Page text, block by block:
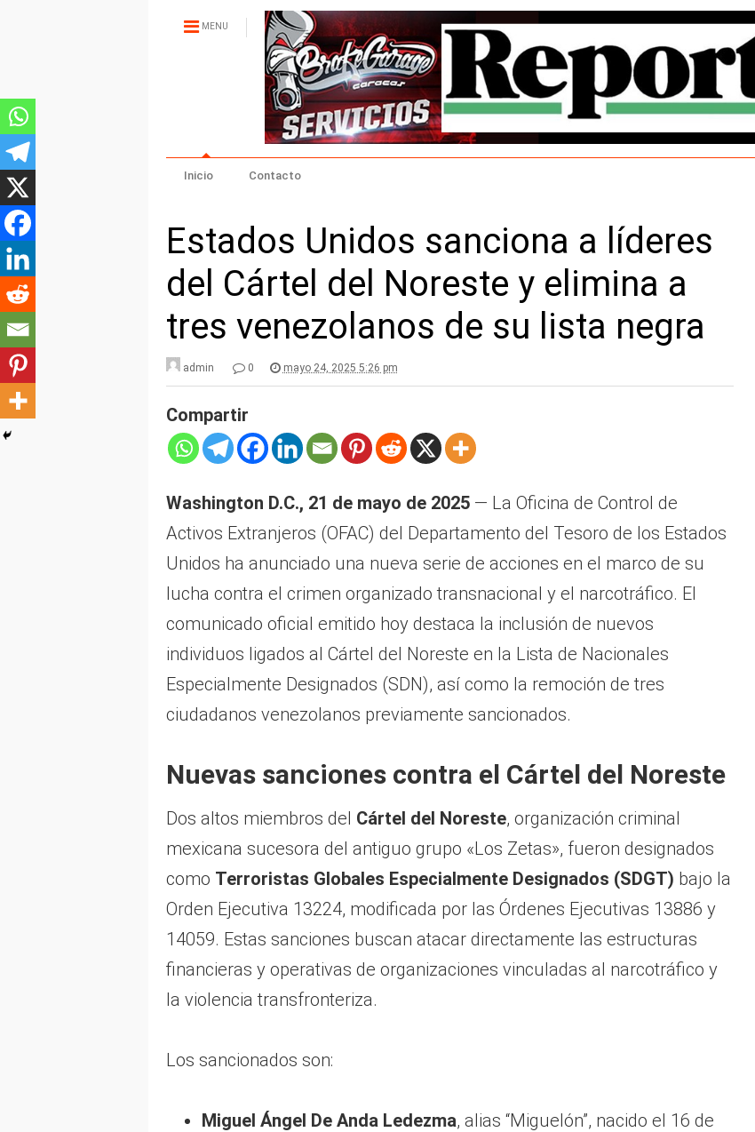
MENU
Inicio Contacto
Estados Unidos sanciona a líderes
del Cártel del Noreste y elimina a
tres venezolanos de su lista negra
admin 0 mayo 24, 2025 5:26 pm
Compartir
Washington D.C., 21 de mayo de 2025— La Oficina de Control de
Activos Extranjeros (OFAC) del Departamento del Tesoro de los Estados
Unidos ha anunciado una nueva serie de acciones en el marco de su
lucha contra el crimen organizado transnacional y el narcotráfico. El
comunicado oficial emitido hoy destaca la inclusión de nuevos
individuos ligados al Cártel del Noreste en la Lista de Nacionales
Especialmente Designados (SDN), así como la remoción de tres
ciudadanos venezolanos previamente sancionados.
Nuevas sanciones contra el Cártel del Noreste
Dos altos miembros del Cártel del Noreste, organización criminal
mexicana sucesora del antiguo grupo «Los Zetas», fueron designados
como Terroristas Globales Especialmente Designados (SDGT) bajo la
Orden Ejecutiva 13224, modificada por las Órdenes Ejecutivas 13886 y
14059. Estas sanciones buscan atacar directamente las estructuras
financieras y operativas de organizaciones vinculadas al narcotráfico y
la violencia transfronteriza.
Los sancionados son:
Miguel Ángel De Anda Ledezma, alias “Miguelón”, nacido el 16 de